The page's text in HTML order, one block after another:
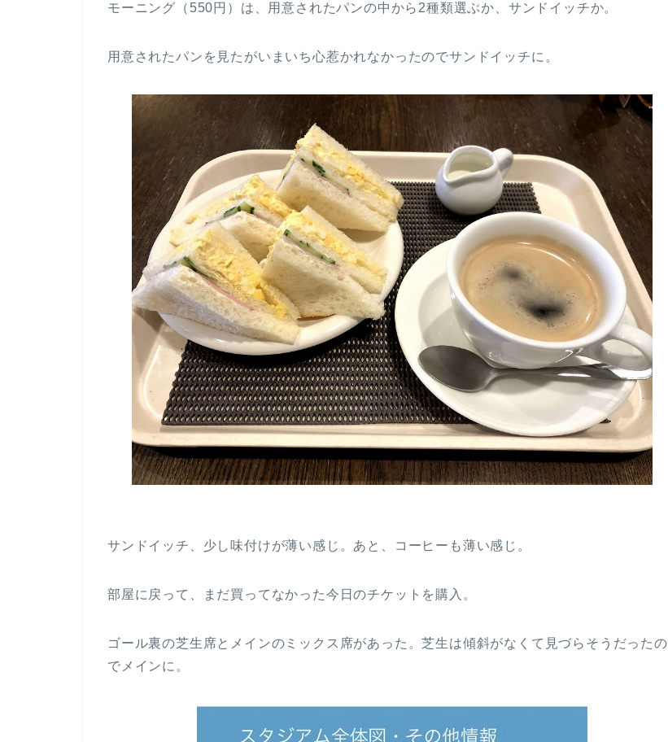
モーニング（550円）は、用意されたパンの中から2種類選ぶか、サンドイッチか。
用意されたパンを見たがいまいち心惹かれなかったのでサンドイッチに。
サンドイッチ、少し味付けが薄い感じ。あと、コーヒーも薄い感じ。
部屋に戻って、まだ買ってなかった今日のチケットを購入。
ゴール裏の芝生席とメインのミックス席があった。芝生は傾斜がなくて見づらそうだったの
でメインに。